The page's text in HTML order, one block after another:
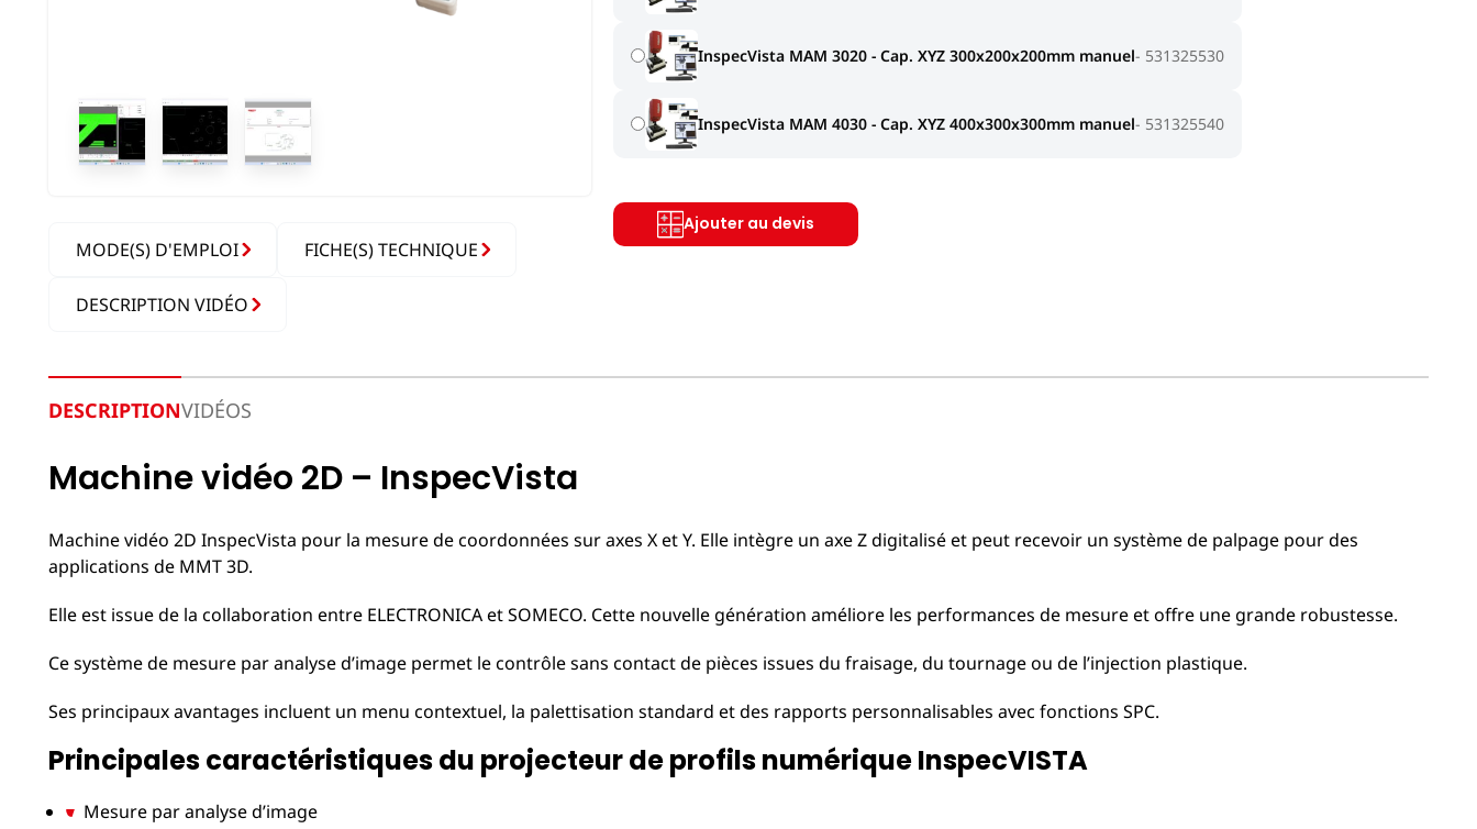
MODE(S) D'EMPLOI FICHE(S) TECHNIQUE
DESCRIPTION VIDÉO
InspecVista MAM 3020 - Cap. XYZ 300x200x200mm manuel 531325530
InspecVista MAM 4030 - Cap. XYZ 400x300x300mm manuel 531325540
Ajouter au devis
DESCRIPTIONVIDÉOS
Machine vidéo 2D – InspecVista
Machine vidéo 2D InspecVista pour la mesure de coordonnées sur axes X et Y. Elle intègre un axe Z digitalisé et peut recevoir un système de palpage pour des
applications de MMT 3D.
Elle est issue de la collaboration entre ELECTRONICA et SOMECO. Cette nouvelle génération améliore les performances de mesure et offre une grande robustesse.
Ce système de mesure par analyse d’image permet le contrôle sans contact de pièces issues du fraisage, du tournage ou de l’injection plastique.
Ses principaux avantages incluent un menu contextuel, la palettisation standard et des rapports personnalisables avec fonctions SPC.
Principales caractéristiques du projecteur de profils numérique InspecVISTA
Mesure par analyse d’image